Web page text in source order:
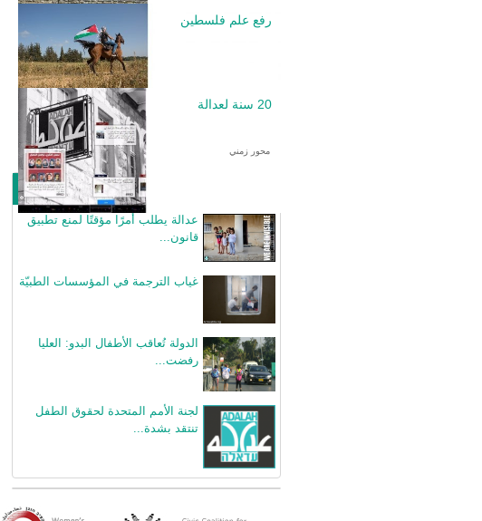
رفع علم فلسطين
20 سنة لعدالة
محور زمني
بيانات صحفية متعلقة
عدالة يطلب أمرًا مؤقتًا لمنع تطبيق
قانون...
غياب الترجمة في المؤسسات الطبيّة
الدولة تُعاقب الأطفال البدو: العليا
رفضت...
لجنة الأمم المتحدة لحقوق الطفل
تنتقد بشدة...